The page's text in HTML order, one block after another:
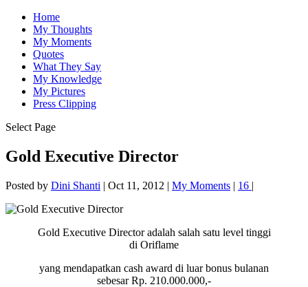
Home
My Thoughts
My Moments
Quotes
What They Say
My Knowledge
My Pictures
Press Clipping
Select Page
Gold Executive Director
Posted by Dini Shanti | Oct 11, 2012 | My Moments | 16 |
Gold Executive Director adalah salah satu level tinggi
di Oriflame
yang mendapatkan cash award di luar bonus bulanan
sebesar Rp. 210.000.000,-